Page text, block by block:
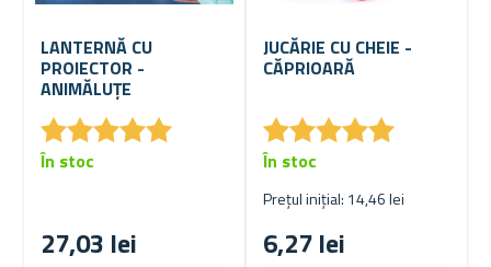
LANTERNĂ CU
PROIECTOR -
ANIMĂLUȚE
★★★★★
★★★★★
27,03 lei
În stoc
JUCĂRIE CU CHEIE -
CĂPRIOARĂ
★★★★★
★★★★★
Prețul inițial: 14,46 lei
6,27 lei
În stoc